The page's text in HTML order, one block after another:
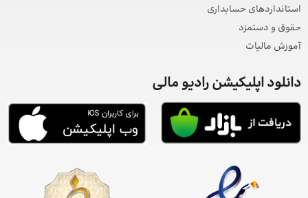
استانداردهای حسابداری
حقوق و دستمزد
آموزش مالیات
دانلود اپلیکیشن رادیو مالی